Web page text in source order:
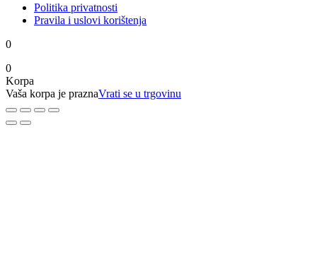
Politika privatnosti
Pravila i uslovi korištenja
0
0
Korpa
Vaša korpa je praznaVrati se u trgovinu